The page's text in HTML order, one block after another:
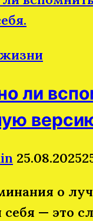
ли
25.08.2025
о
себя — это